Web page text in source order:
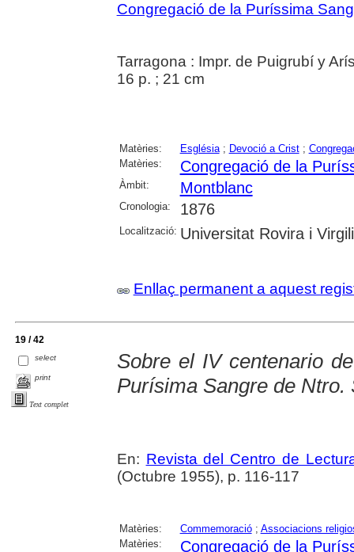
Congregació de la Puríssima
Tarragona : Impr. de Puigrubí y
16 p. ; 21 cm
Matèries: Església; Devoció a Crist;
Matèries:
Congregació de la
Àmbit: Montblanc
Cronologia: 1876
Localització: Universitat Rovira i Virgili
Enllaç permanent a aquest
19 / 42
select
print
Text complet
Sobre el IV centenario
Purísima Sangre de Ntro.
En: Revista del Centro de
(Octubre 1955), p. 116-117
Matèries: Commemoració; Associacions
Matèries:
Congregació de la